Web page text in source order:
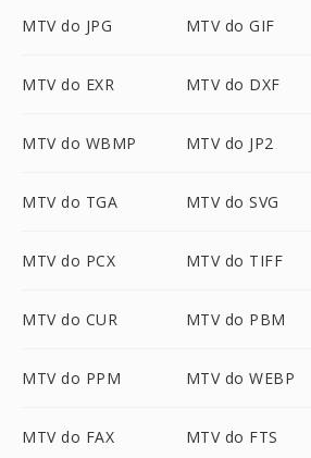
MTV do JPG MTV do GIF
MTV do EXR MTV do DXF
MTV do WBMP MTV do JP2
MTV do TGA MTV do SVG
MTV do PCX MTV do TIFF
MTV do CUR MTV do PBM
MTV do PPM MTV do WEBP
MTV do FAX MTV do FTS